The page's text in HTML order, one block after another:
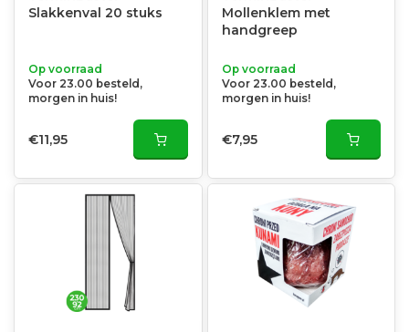
Slakkenval 20 stuks
Op voorraad
Voor 23.00 besteld,
morgen in huis!
€11,95
Mollenklem met
handgreep
Op voorraad
Voor 23.00 besteld,
morgen in huis!
€7,95